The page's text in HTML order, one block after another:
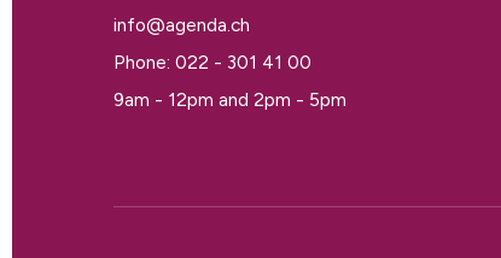
info@agenda.ch
Phone: 022 - 301 41 00
9am - 12pm and 2pm - 5pm